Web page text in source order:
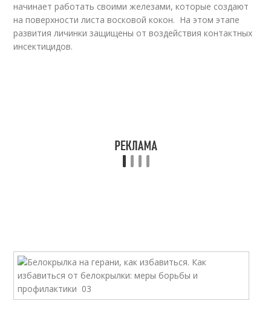
начинает работать своими железами, которые создают
на поверхности листа восковой кокон. На этом этапе
развития личинки защищены от воздействия контактных
инсектицидов.